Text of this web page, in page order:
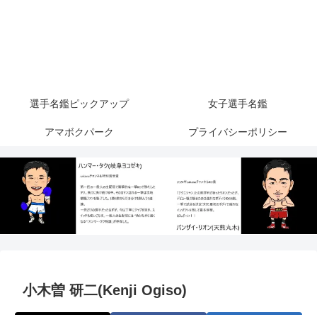
選手名鑑ピックアップ 女子選手名鑑
アマボクパーク プライバシーポリシー
小木曽 研二(Kenji Ogiso)